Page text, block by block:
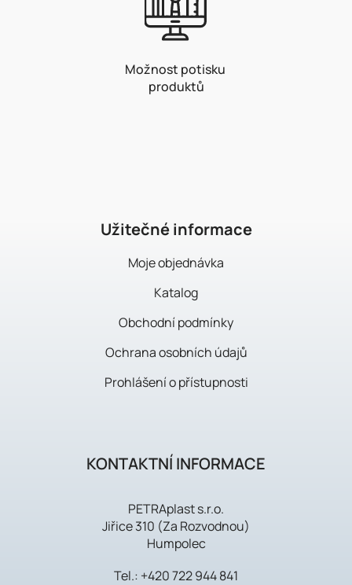
Možnost potisku
produktů
Užitečné informace
Moje objednávka
Katalog
Obchodní podmínky
Ochrana osobních údajů
Prohlášení o přístupnosti
KONTAKTNÍ INFORMACE
PETRAplast s.r.o.
Jiřice 310 (Za Rozvodnou)
Humpolec
Tel.: +420 722 944 841